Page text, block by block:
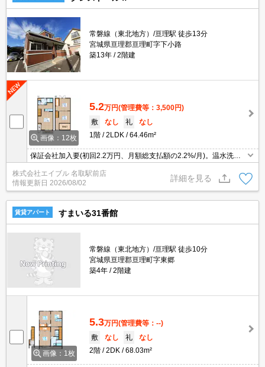
常磐線（東北地方）/亘理駅 徒歩13分
宮城県亘理郡亘理町字下小路
築13年
2階建
画像：12枚
5.2万円(管理費等：3,500円)
敷
なし 礼
なし
1階
2LDK 64.46m²
保証会社加入要(初回2.2万円、月額総支払額の2.2%/月)。温水洗浄
便座付き。TVインターホン付き。床下収納付き。シャワー付独立洗
面台。初期費用カード払い可。仲介手数料家賃の0.55ヶ月分。
株式会社エイブル 名取駅前店
情報更新日 2026/08/02
詳細を見る
賃貸アパート すまいる31番館
常磐線（東北地方）/亘理駅 徒歩10分
宮城県亘理郡亘理町字東郷
築4年
2階建
画像：1枚
5.3万円(管理費等：--)
敷
なし 礼
なし
2階
2DK 68.03m²